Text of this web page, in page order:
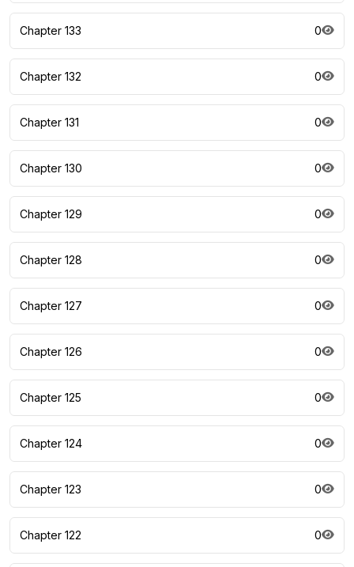
Chapter 133 0
Chapter 132 0
Chapter 131 0
Chapter 130 0
Chapter 129 0
Chapter 128 0
Chapter 127 0
Chapter 126 0
Chapter 125 0
Chapter 124 0
Chapter 123 0
Chapter 122 0